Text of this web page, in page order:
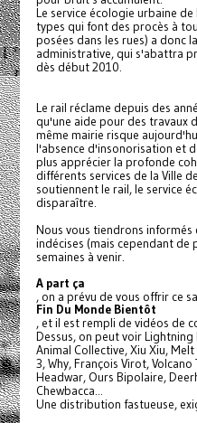
Le service écologie urbaine
types qui font des procès à
posées dans les rues) a donc
administrative, qui s'abattra
dès début 2010.
Le rail réclame depuis des
qu'une aide pour des travaux
même mairie risque
l'absence d'insonorisation et
plus apprécier la profonde
différents services de la Ville
soutiennent le rail, le service
disparaître.
Nous vous tiendrons
indécises (mais cependant de
semaines à venir.
A part ça
, on a prévu de vous offrir ce
Fin Du Monde Bientôt
, et il est rempli de vidéos de
Dessus, on peut voir
Animal Collective, Xiu Xiu,
3, Why, François Virot,
Headwar, Ours Bipolaire,
Chewbacca...
Une distribution fastueuse,